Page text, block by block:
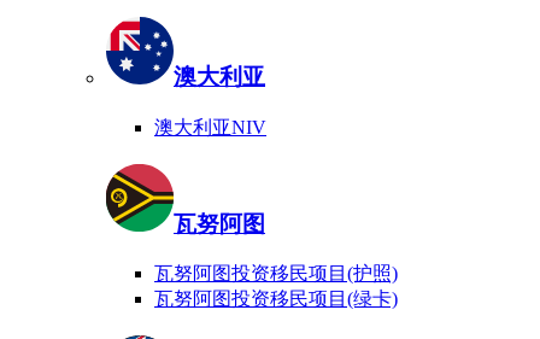
澳大利亚
澳大利亚NIV
瓦努阿图
瓦努阿图投资移民项目(护照)
瓦努阿图投资移民项目(绿卡)